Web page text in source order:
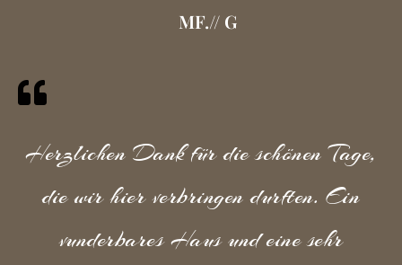
MF.// G
Herzlichen Dank für die schönen Tage,
die wir hier verbringen durften. Ein
vunderbares Haus und eine sehr